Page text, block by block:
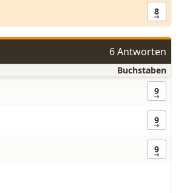
8
6 Antworten
Buchstaben
9
9
9